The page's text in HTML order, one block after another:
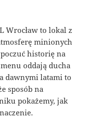
Wrocław to lokal z
minionych
historię na
oddają ducha
dawnymi latami to
sposób na
pokażemy, jak